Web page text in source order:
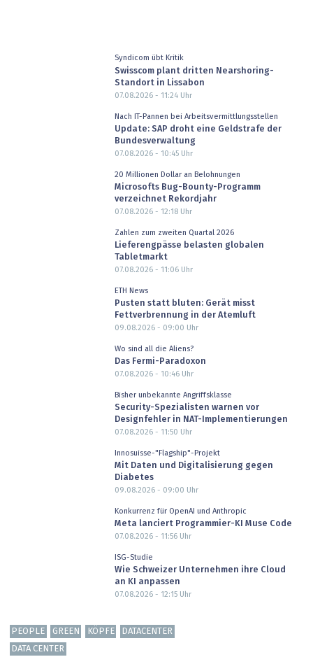
Syndicom übt Kritik
Swisscom plant dritten Nearshoring-
Standort in Lissabon
07.08.2026 - 11:24Uhr
Nach IT-Pannen bei Arbeitsvermittlungsstellen
Update: SAP droht eine Geldstrafe der
Bundesverwaltung
07.08.2026 - 10:45Uhr
20 Millionen Dollar an Belohnungen
Microsofts Bug-Bounty-Programm
verzeichnet Rekordjahr
07.08.2026 - 12:18Uhr
Zahlen zum zweiten Quartal 2026
Lieferengpässe belasten globalen
Tabletmarkt
07.08.2026 - 11:06Uhr
ETH News
Pusten statt bluten: Gerät misst
Fettverbrennung in der Atemluft
09.08.2026 - 09:00 Uhr
Wo sind all die Aliens?
Das Fermi-Paradoxon
07.08.2026 - 10:46Uhr
Bisher unbekannte Angriffsklasse
Security-Spezialisten warnen vor
Designfehler in NAT-Implementierungen
07.08.2026 - 11:50 Uhr
Innosuisse-"Flagship"-Projekt
Mit Daten und Digitalisierung gegen
Diabetes
09.08.2026 - 09:00 Uhr
Konkurrenz für OpenAI und Anthropic
Meta lanciert Programmier-KI Muse Code
07.08.2026 - 11:56Uhr
ISG-Studie
Wie Schweizer Unternehmen ihre Cloud
an KI anpassen
07.08.2026 - 12:15Uhr
PEOPLE GREEN KÖPFE
DATACENTER
DATA CENTER